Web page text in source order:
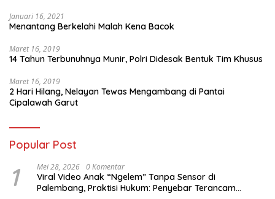
Januari 16, 2021
Menantang Berkelahi Malah Kena Bacok
Maret 16, 2019
14 Tahun Terbunuhnya Munir, Polri Didesak Bentuk Tim Khusus
Maret 16, 2019
2 Hari Hilang, Nelayan Tewas Mengambang di Pantai
Cipalawah Garut
Popular Post
1 Mei 28, 2026 0 Komentar
Viral Video Anak “Ngelem” Tanpa Sensor di
Palembang, Praktisi Hukum: Penyebar Terancam